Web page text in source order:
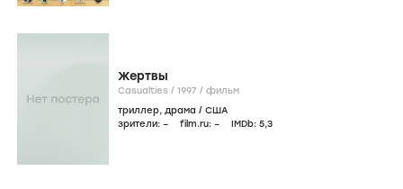
Жертвы
Casualties / 1997 / фильм
триллер, драма / США
зрители: – film.ru: – IMDb: 5,3